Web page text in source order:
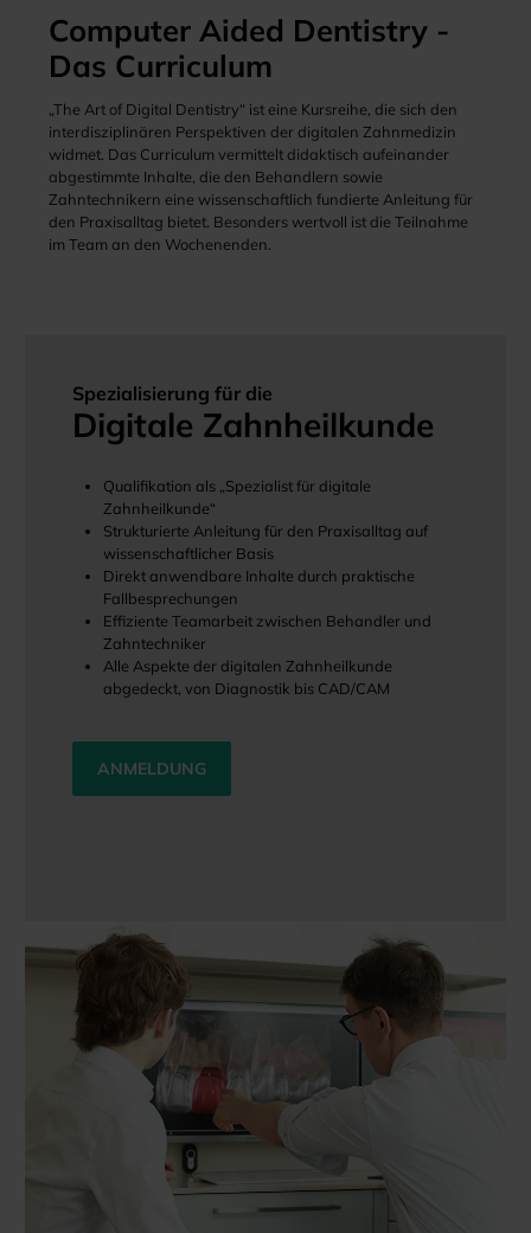
Computer Aided Dentistry -
Das Curriculum
„The Art of Digital Dentistry“ ist eine Kursreihe, die sich den
interdisziplinären Perspektiven der digitalen Zahnmedizin
widmet. Das Curriculum vermittelt didaktisch aufeinander
abgestimmte Inhalte, die den Behandlern sowie
Zahntechnikern eine wissenschaftlich fundierte Anleitung für
den Praxisalltag bietet. Besonders wertvoll ist die Teilnahme
im Team an den Wochenenden.
Spezialisierung für die
Digitale Zahnheilkunde
Qualifikation als „Spezialist für digitale
Zahnheilkunde“
Strukturierte Anleitung für den Praxisalltag auf
wissenschaftlicher Basis
Direkt anwendbare Inhalte durch praktische
Fallbesprechungen
Effiziente Teamarbeit zwischen Behandler und
Zahntechniker
Alle Aspekte der digitalen Zahnheilkunde
abgedeckt, von Diagnostik bis CAD/CAM
ANMELDUNG